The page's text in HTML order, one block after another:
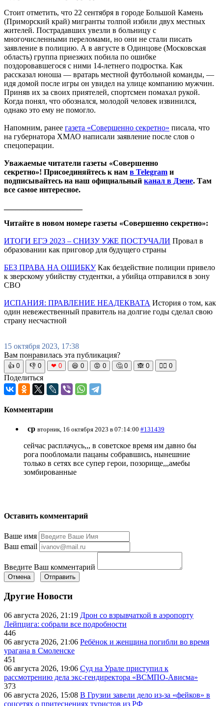
Стоит отметить, что 22 сентября в городе Большой Камень
(Приморский край) мигранты толпой избили двух местных
жителей. Пострадавших увезли в больницу с
многочисленными переломами, но они не стали писать
заявление в полицию. А в августе в Одинцове (Московская
область) группа приезжих побила по ошибке
поздоровавшегося с ними 14-летнего подростка. Как
рассказал юноша — вратарь местной футбольной команды, —
идя домой после игры он увидел на улице компанию мужчин.
Приняв их за своих приятелей, спортсмен помахал рукой.
Когда понял, что обознался, молодой человек извинился,
однако это ему не помогло.
Напомним, ранее газета «Совершенно секретно» писала, что
на губернатора ХМАО написали заявление после слов о
спецоперации.
Уважаемые читатели газеты «Совершенно
секретно»! Присоединяйтесь к нам в Telegram и
подписывайтесь на наш официальный канал в Дзене. Там
все самое интересное.
Читайте в новом номере газеты «Совершенно секретно»:
ИТОГИ ЕГЭ 2023 – СНИЗУ УЖЕ ПОСТУЧАЛИ Провал в
образовании как приговор для будущего страны
БЕЗ ПРАВА НА ОШИБКУКак бездействие полиции привело
к зверскому убийству студентки, а убийца отправился в зону
СВО
ИСПАНИЯ: ПРАВЛЕНИЕ НЕАДЕКВАТА История о том, как
один невежественный правитель на долгие годы сделал свою
страну несчастной
15 октября 2023, 17:38
Вам понравилась эта публикация?
👍 0 👎 0 ❤ 0 😆 0 😡 0 🤔 0 🙈 0 🧘‍♀️ 0
Поделиться
Комментарии
ср вторник, 16 октября 2023 в 07:14:00 #131439
сейчас расплачусь,,, в советское время им давно бы
рога пообломали пацаны собравшись, нынешние
только в сетях все супер герои, позорище,,,амебы
зомбированные
Оставить комментарий
Ваше имя
Ваш email
Введите Ваш комментарий
Отмена Отправить
Другие Новости
06 августа 2026, 21:19 Дрон со взрывчаткой в аэропорту
Лейпцига: собрали все подробности
446
06 августа 2026, 21:06 Ребёнок и женщина погибли во время
урагана в Смоленске
451
06 августа 2026, 19:06 Суд на Урале приступил к
рассмотрению дела экс-гендиректора «ВСМПО-Ависма»
373
06 августа 2026, 15:08 В Грузии завели дело из-за «фейков» в
соцсетях о притеснениях туристов из РФ